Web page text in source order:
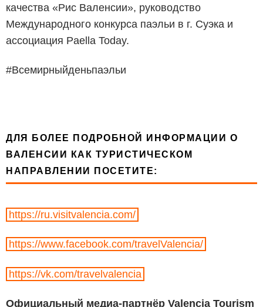
качества «Рис Валенсии», руководство
Международного конкурса паэльи в г. Суэка и
ассоциация Paella Today.
#Всемирныйденьпаэльи
ДЛЯ БОЛЕЕ ПОДРОБНОЙ ИНФОРМАЦИИ О
ВАЛЕНСИИ КАК ТУРИСТИЧЕСКОМ
НАПРАВЛЕНИИ ПОСЕТИТЕ:
https://ru.visitvalencia.com/
https://www.facebook.com/travelValencia/
https://vk.com/travelvalencia
Официальный медиа-партнёр Valencia Tourism